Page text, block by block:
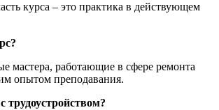
курса – это практика в действующем
мастера, работающие в сфере ремонта
опытом преподавания.
трудоустройством?